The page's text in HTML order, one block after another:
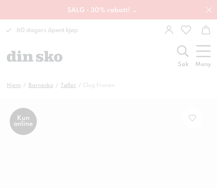
SALG - 30% rabatt! →
60 dagers åpent kjøp
Søk Meny
Hjem Barnesko Tøfler Clog Frozen
Kun
online